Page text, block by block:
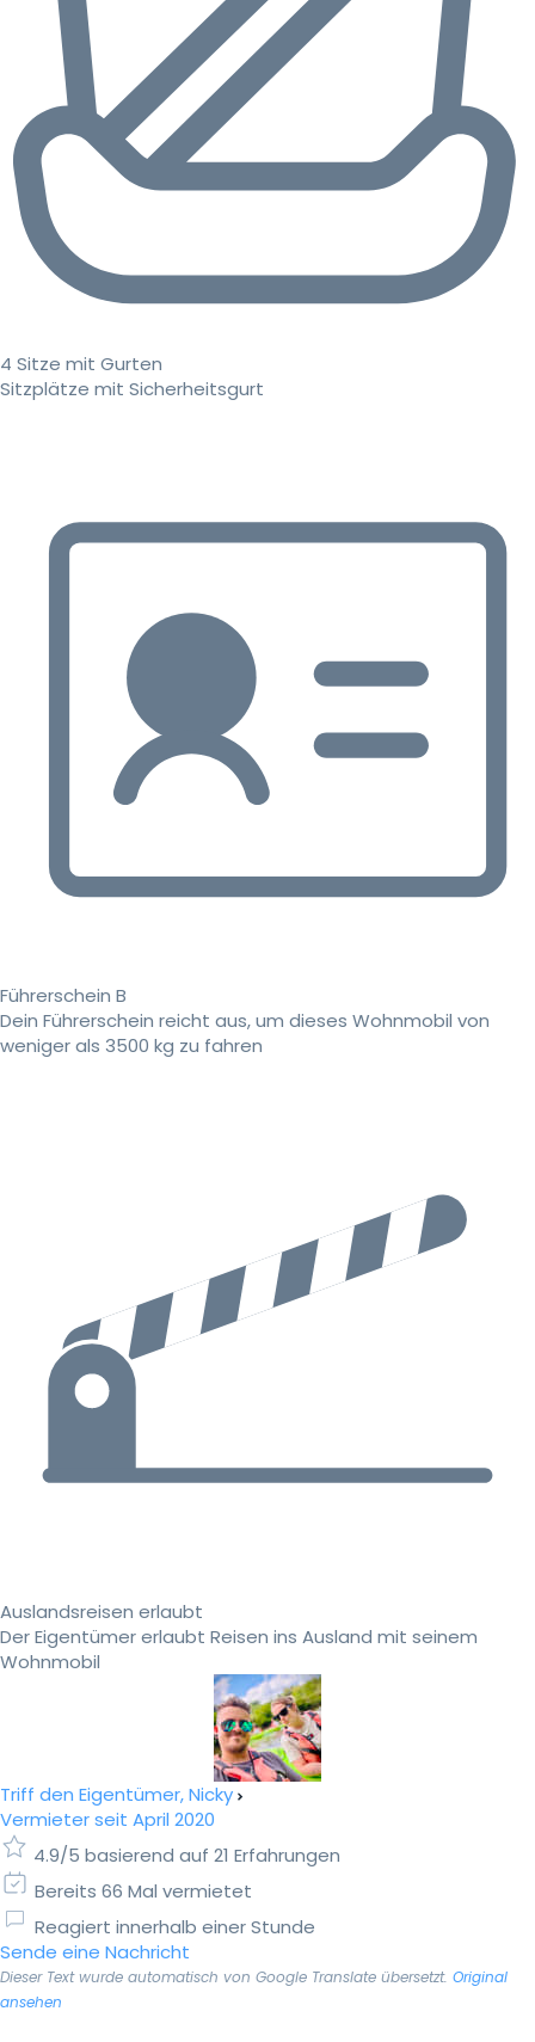
4 Sitze mit Gurten
Sitzplätze mit Sicherheitsgurt
Führerschein B
Dein Führerschein reicht aus, um dieses Wohnmobil von
weniger als 3500 kg zu fahren
Auslandsreisen erlaubt
Der Eigentümer erlaubt Reisen ins Ausland mit seinem
Wohnmobil
Triff den Eigentümer, Nicky
Vermieter seit April 2020
4.9/5 basierend auf 21 Erfahrungen
Bereits 66 Mal vermietet
Reagiert innerhalb einer Stunde
Sende eine Nachricht
Dieser Text wurde automatisch von Google Translate übersetzt. Original
ansehen